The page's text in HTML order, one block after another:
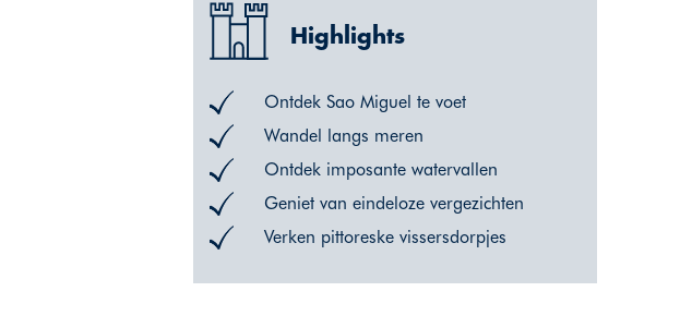
Highlights
Ontdek Sao Miguel te voet
Wandel langs meren
Ontdek imposante watervallen
Geniet van eindeloze vergezichten
Verken pittoreske vissersdorpjes